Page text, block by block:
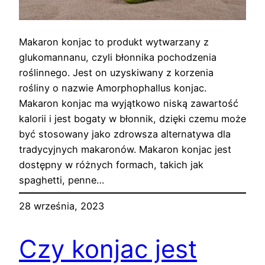
Makaron konjac to produkt wytwarzany z
glukomannanu, czyli błonnika pochodzenia
roślinnego. Jest on uzyskiwany z korzenia
rośliny o nazwie Amorphophallus konjac.
Makaron konjac ma wyjątkowo niską zawartość
kalorii i jest bogaty w błonnik, dzięki czemu może
być stosowany jako zdrowsza alternatywa dla
tradycyjnych makaronów. Makaron konjac jest
dostępny w różnych formach, takich jak
spaghetti, penne…
28 września, 2023
Czy konjac jest